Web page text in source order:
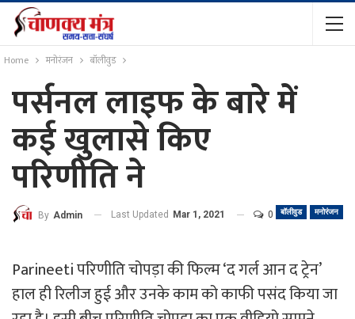
Home मनोरंजन बॉलीवुड
पर्सनल लाइफ के बारे में
कई खुलासे किए
परिणीति ने
बॉलीवुड मनोरंजन
By Admin Last Updated Mar 1, 2021 0
Parineeti परिणीति चोपड़ा की फिल्म ‘द गर्ल आन द ट्रेन’
हाल ही रिलीज हुई और उनके काम को काफी पसंद किया जा